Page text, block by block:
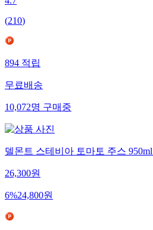
(210)
894 적립
무료배송
10,072명 구매중
델몬트 스테비아 토마토 주스
26,300원
6%24,800원